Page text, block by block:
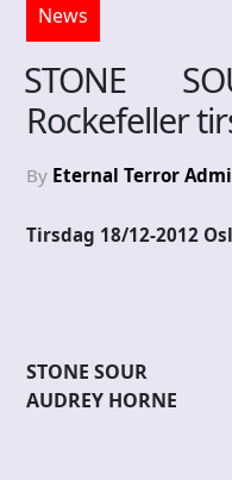
News
STONE
Rockefeller
By Eternal Terror
Tirsdag 18/12-2012
STONE SOUR
AUDREY HORNE